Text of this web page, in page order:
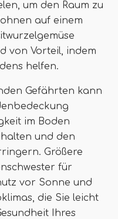
um den Raum zu
auf einem
von Vorteil, indem
helfen.
Gefährten kann
im Boden
und den
Größere
für
vor Sonne und
die Sie leicht
Ihres